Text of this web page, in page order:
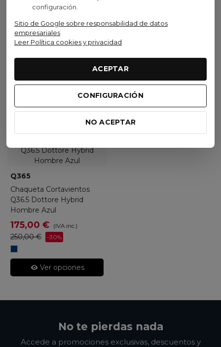
configuración.
Sitio de Google sobre responsabilidad de datos
empresariales
Leer Política cookies y privacidad
ACEPTAR
CONFIGURACIÓN
NO ACEPTAR
72,00 € (IVA inc.)
90,00 € -20%
139,90 € -25,05%
Visto recientemente
Q365
Chaqueta Cortavientos
Q36.5 Dottore Hybrid
Hombre Azul
175,00 € (IVA inc.)
250,00 € -30%
Azul
Ver opciones
No te pierdas nada
Accede a promociones exclusivas, descuentos y